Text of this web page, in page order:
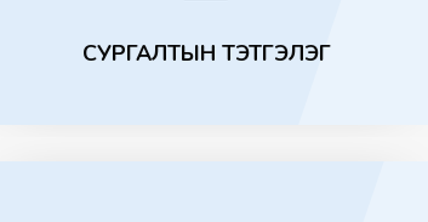
СУРГАЛТЫН ТЭТГЭЛЭГ